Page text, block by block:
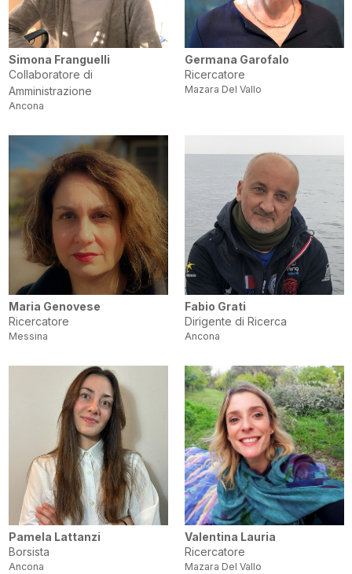
Simona Franguelli
Collaboratore di
Amministrazione
Ancona
Germana Garofalo
Ricercatore
Mazara Del Vallo
Maria Genovese
Ricercatore
Messina
Fabio Grati
Dirigente di Ricerca
Ancona
Pamela Lattanzi
Borsista
Ancona
Valentina Lauria
Ricercatore
Mazara Del Vallo